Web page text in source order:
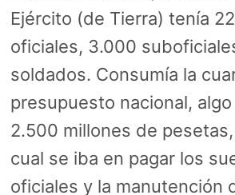
Ejército (de Tierra) tenía
oficiales, 3.000
soldados. Consumía la
presupuesto nacional,
2.500 millones de
cual se iba en pagar los
oficiales y la manutención